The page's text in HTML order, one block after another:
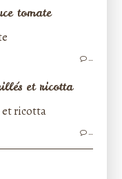
tomate
…
et ricotta
…